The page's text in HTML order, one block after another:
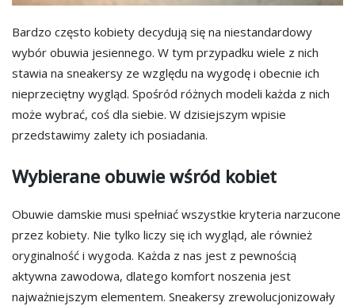
Bardzo często kobiety decydują się na niestandardowy
wybór obuwia jesiennego. W tym przypadku wiele z nich
stawia na sneakersy ze względu na wygodę i obecnie ich
nieprzeciętny wygląd. Spośród różnych modeli każda z nich
może wybrać, coś dla siebie. W dzisiejszym wpisie
przedstawimy zalety ich posiadania.
Wybierane obuwie wśród kobiet
Obuwie damskie musi spełniać wszystkie kryteria narzucone
przez kobiety. Nie tylko liczy się ich wygląd, ale również
oryginalność i wygoda. Każda z nas jest z pewnością
aktywna zawodowa, dlatego komfort noszenia jest
najważniejszym elementem. Sneakersy zrewolucjonizowały